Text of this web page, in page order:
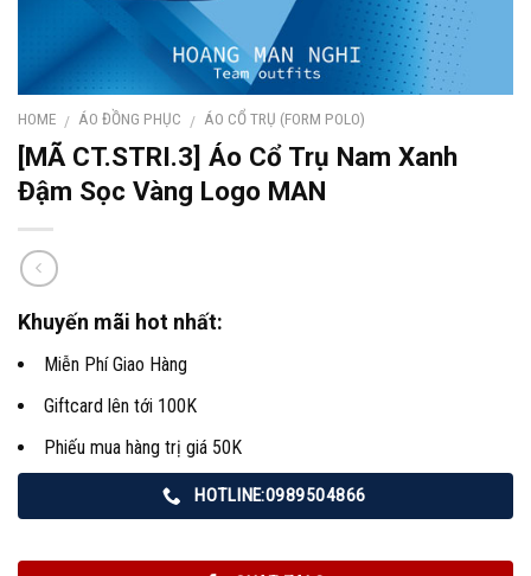
HOME / ÁO ĐỒNG PHỤC / ÁO CỔ TRỤ (FORM POLO)
[MÃ CT.STRI.3] Áo Cổ Trụ Nam Xanh
Đậm Sọc Vàng Logo MAN
Khuyến mãi hot nhất:
Miễn Phí Giao Hàng
Giftcard lên tới 100K
Phiếu mua hàng trị giá 50K
HOTLINE:0989504866